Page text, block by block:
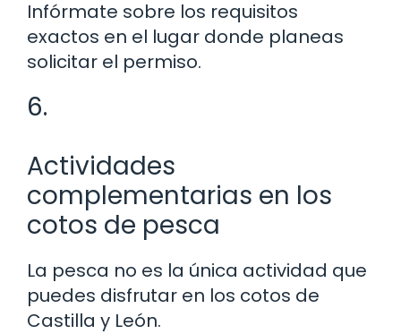
Infórmate sobre los requisitos
exactos en el lugar donde planeas
solicitar el permiso.
6.
Actividades
complementarias en los
cotos de pesca
La pesca no es la única actividad que
puedes disfrutar en los cotos de
Castilla y León.